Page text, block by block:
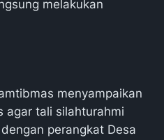
melakukan
menyampaikan
agar tali silahturahmi
perangkat Desa